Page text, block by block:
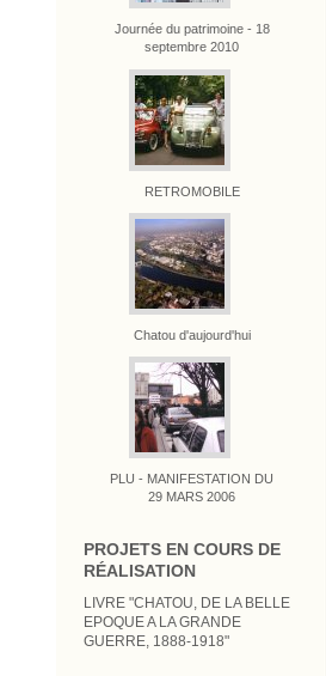
Journée du patrimoine - 18
septembre 2010
RETROMOBILE
Chatou d'aujourd'hui
PLU - MANIFESTATION DU
29 MARS 2006
PROJETS EN COURS DE
RÉALISATION
LIVRE "CHATOU, DE LA BELLE
EPOQUE A LA GRANDE
GUERRE, 1888-1918"